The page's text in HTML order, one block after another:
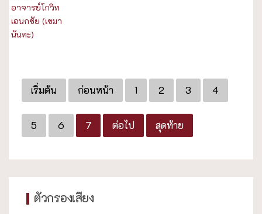
อาจารย์โกวิท
เอนกชัย (เขมา
นันทะ)
เริ่มต้น ก่อนหน้า 1 2 3 4
5 6 7 ต่อไป สุดท้าย
ตัวกรองเสียง